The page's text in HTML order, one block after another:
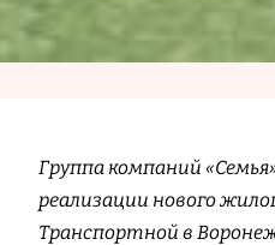
Группа компаний
реализации нового
Транспортной в